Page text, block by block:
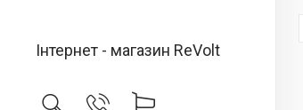
Інтернет - магазин ReVolt